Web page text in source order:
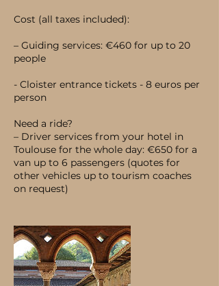
Cost (all taxes included):
– Guiding services: €460 for up to 20
people
- Cloister entrance tickets - 8 euros per
person
Need a ride?
– Driver services from your hotel in
Toulouse for the whole day: €650 for a
van up to 6 passengers (quotes for
other vehicles up to tourism coaches
on request)